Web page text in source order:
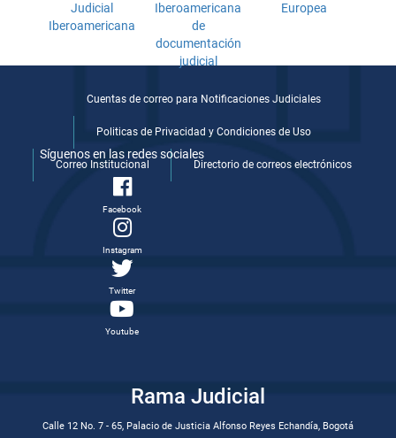
Cuentas de correo para Notificaciones Judiciales
Politicas de Privacidad y Condiciones de Uso
Correo Institucional Directorio de correos electrónicos
Síguenos en las redes sociales
Facebook
Instagram
Twitter
Youtube
Rama Judicial
Calle 12 No. 7 - 65, Palacio de Justicia Alfonso Reyes Echandía, Bogotá